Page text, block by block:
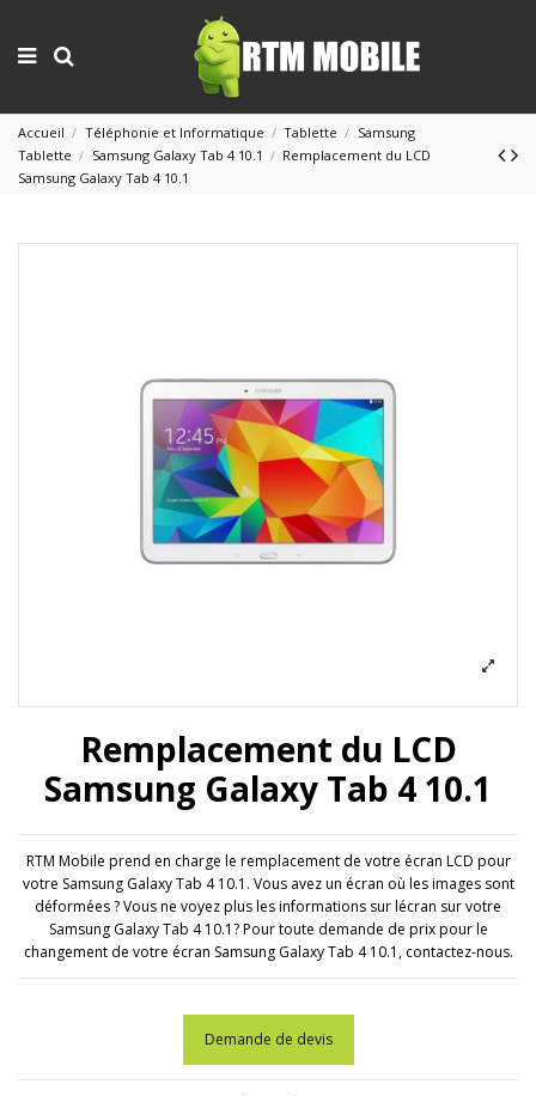
Accueil Téléphonie et Informatique Tablette
Samsung
Tablette
Samsung Galaxy Tab 4 10.1
Remplacement du LCD
Samsung Galaxy Tab 4 10.1
Remplacement du LCD
Samsung Galaxy Tab 4 10.1
RTM Mobile prend en charge le remplacement de votre écran LCD pour
votre Samsung Galaxy Tab 4 10.1. Vous avez un écran où les images sont
déformées ? Vous ne voyez plus les informations sur lécran sur votre
Samsung Galaxy Tab 4 10.1? Pour toute demande de prix pour le
changement de votre écran Samsung Galaxy Tab 4 10.1, contactez-nous.
Demande de devis